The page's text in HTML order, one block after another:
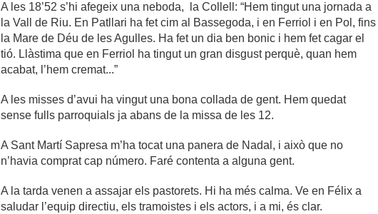
A les 18’52 s’hi afegeix una neboda, la Collell: “Hem tingut una jornada a
la Vall de Riu. En Patllari ha fet cim al Bassegoda, i en Ferriol i en Pol, fins
la Mare de Déu de les Agulles. Ha fet un dia ben bonic i hem fet cagar el
tió. Llàstima que en Ferriol ha tingut un gran disgust perquè, quan hem
acabat, l’hem cremat...”
A les misses d’avui ha vingut una bona collada de gent. Hem quedat
sense fulls parroquials ja abans de la missa de les 12.
A Sant Martí Sapresa m’ha tocat una panera de Nadal, i això que no
n’havia comprat cap número. Faré contenta a alguna gent.
A la tarda venen a assajar els pastorets. Hi ha més calma. Ve en Félix a
saludar l’equip directiu, els tramoistes i els actors, i a mi, és clar.